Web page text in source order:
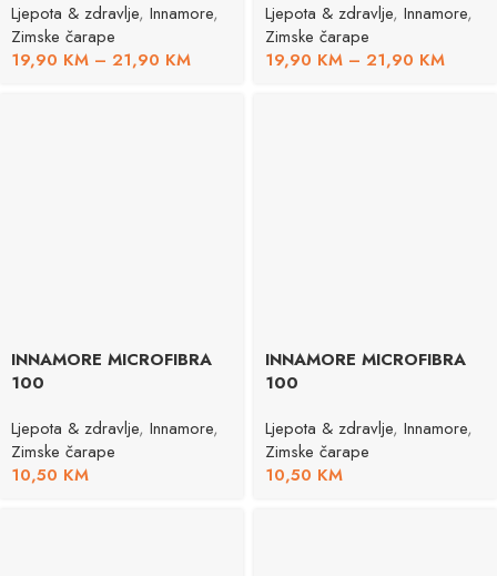
Ljepota & zdravlje, Innamore,
Zimske čarape
19,90 KM – 21,90 KM
Ljepota & zdravlje, Innamore,
Zimske čarape
19,90 KM – 21,90 KM
INNAMORE MICROFIBRA
100
Ljepota & zdravlje, Innamore,
Zimske čarape
10,50 KM
INNAMORE MICROFIBRA
100
Ljepota & zdravlje, Innamore,
Zimske čarape
10,50 KM